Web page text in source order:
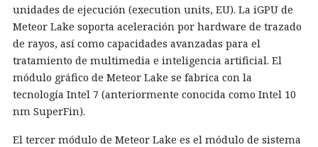
unidades de ejecución (execution units, EU). La iGPU de
Meteor Lake soporta aceleración por hardware de trazado
de rayos, así como capacidades avanzadas para el
tratamiento de multimedia e inteligencia artificial. El
módulo gráfico de Meteor Lake se fabrica con la
tecnología Intel 7 (anteriormente conocida como Intel 10
nm SuperFin).
El tercer módulo de Meteor Lake es el módulo de sistema